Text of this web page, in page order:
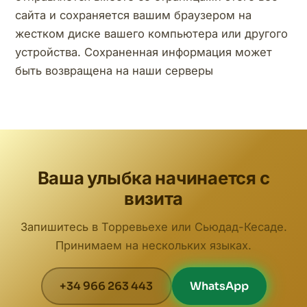
сайта и сохраняется вашим браузером на
жестком диске вашего компьютера или другого
устройства. Сохраненная информация может
быть возвращена на наши серверы
Ваша улыбка начинается с
визита
Запишитесь в Торревьехе или Сьюдад-Кесаде.
Принимаем на нескольких языках.
+34 966 263 443 WhatsApp